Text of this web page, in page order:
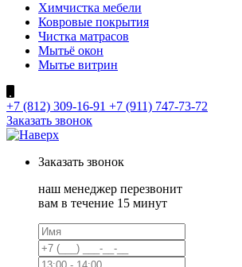
Химчистка мебели
Ковровые покрытия
Чистка матрасов
Мытьё окон
Мытье витрин
+7 (812) 309-16-91 +7 (911) 747-73-72
Заказать звонок
Заказать звонок
наш менеджер перезвонит
вам в течение 15 минут